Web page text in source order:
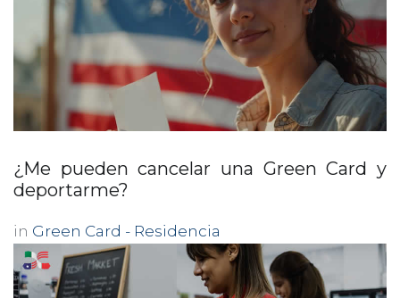
¿Me pueden cancelar una Green Card y
deportarme?
in Green Card - Residencia